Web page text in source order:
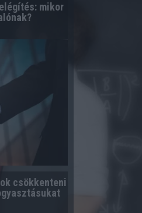
mikor
csökkenteni